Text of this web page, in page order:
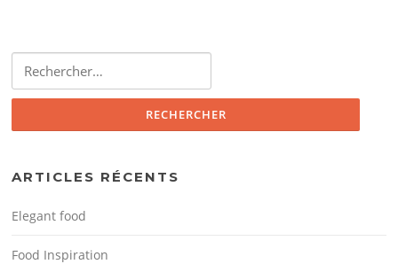
ARTICLES RÉCENTS
Elegant food
Food Inspiration